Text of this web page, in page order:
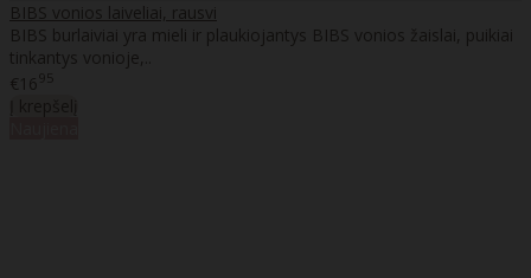
BIBS vonios laiveliai, rausvi
BIBS burlaiviai yra mieli ir plaukiojantys BIBS vonios žaislai, puikiai
tinkantys vonioje,..
€1695